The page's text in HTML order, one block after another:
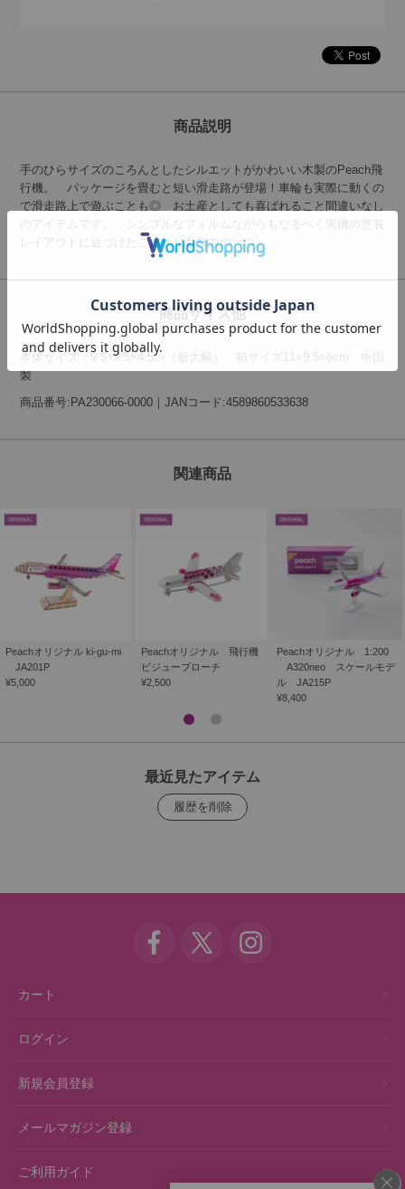
商品説明
手のひらサイズのころんとしたシルエットがかわいい木製のPeach飛
行機。 パッケージを畳むと短い滑走路が登場！車輪も実際に動くの
で滑走路上で遊ぶことも◎ お土産としても喜ばれること間違いなし
のアイテムです。 シンプルなフォルムながらもなるべく実機の塗装
レイアウトに近づけたこだわりも魅力の一つ。
商品サイズ他
本体サイズ：9.5×9.5×4.5㎝（最大幅） 箱サイズ11×9.5×6cm 中国
製
商品番号:PA230066-0000｜JANコード:4589860533638
関連商品
Peachオリジナル ki-gu-mi
JA201P
¥5,000
Peachオリジナル 飛行機
ビジューブローチ
¥2,500
Peachオリジナル 1:200
A320neo スケールモデ
ル JA215P
¥8,400
最近見たアイテム
カート
ログイン
新規会員登録
メールマガジン登録
ご利用ガイド